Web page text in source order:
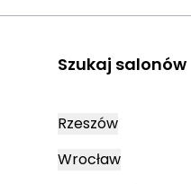
Szukaj salonów
Rzeszów
Wrocław